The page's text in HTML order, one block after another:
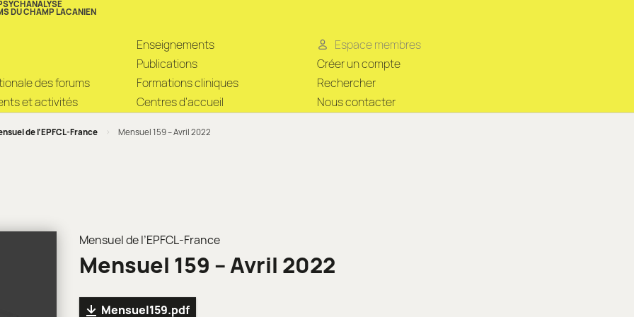
DU CHAMP LACANIEN
des forums
et activités
Enseignements
Publications
Formations cliniques
Centres d’accueil
Espace membres
Créer un compte
Rechercher
Nous contacter
de l’EPFCL-France > Mensuel 159 – Avril 2022
Mensuel de l’EPFCL-France
Mensuel 159 – Avril 2022
Mensuel159.pdf